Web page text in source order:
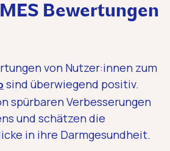
Bewertungen
von Nutzer:innen zum
sind überwiegend positiv.
spürbaren Verbesserungen
und schätzen die
in ihre Darmgesundheit.